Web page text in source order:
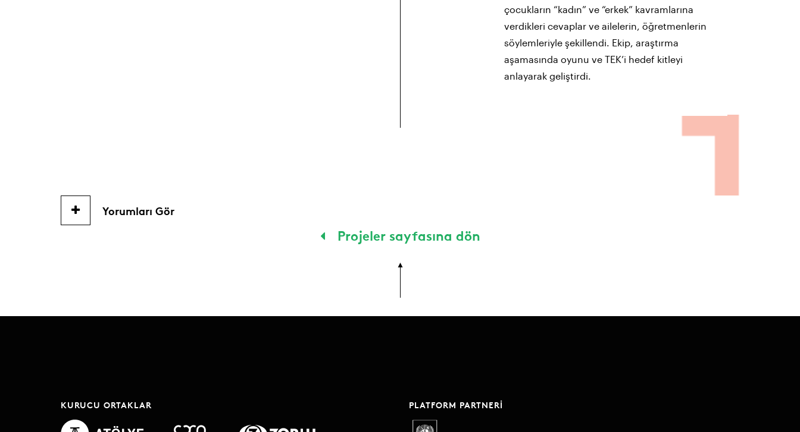
çocukların “kadın” ve “erkek” kavramlarına
verdikleri cevaplar ve ailelerin, öğretmenlerin
söylemleriyle şekillendi. Ekip, araştırma
aşamasında oyunu ve TEK’i hedef kitleyi
anlayarak geliştirdi.
Yorumları Gör
Projeler sayfasına dön
KURUCU ORTAKLAR PLATFORM PARTNERI